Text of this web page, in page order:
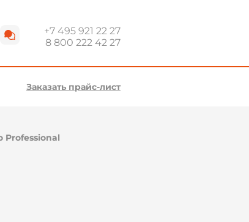
+7 495 921 22 27
8 800 222 42 27
Заказать прайс-лист
Professional